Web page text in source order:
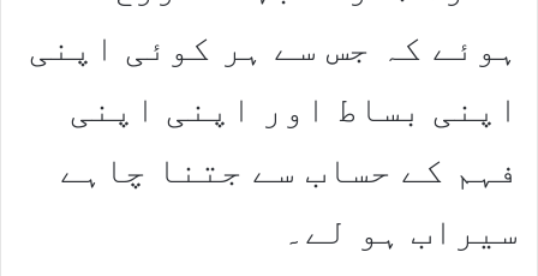
ہوئے کہ جس سے ہر کوئی اپنی
اپنی بساط اور اپنی اپنی
فہم کے حساب سے جتنا چاہے
سیراب ہو لے۔